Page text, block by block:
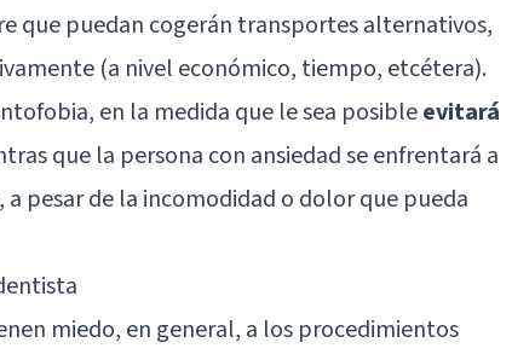
que puedan cogerán transportes alternativos,
(a nivel económico, tiempo, etcétera).
en la medida que le sea posibleevitará
que la persona con ansiedad se enfrentará a
pesar de la incomodidad o dolor que pueda
miedo, en general, a los procedimientos